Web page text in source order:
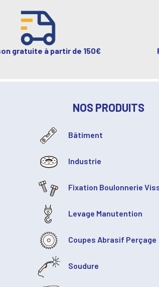
gratuite à partir de 150€
NOS PRODUITS
Bâtiment
Industrie
Fixation Boulonnerie
Levage Manutention
Coupes Abrasif Perçage
Soudure